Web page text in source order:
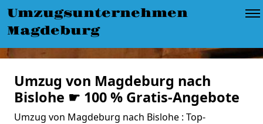
Umzugsunternehmen
Magdeburg
Umzug von Magdeburg nach
Bislohe ☛ 100 % Gratis-Angebote
Umzug von Magdeburg nach Bislohe : Top-